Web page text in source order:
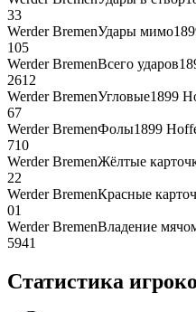
33
Werder BremenУдары мимо
105
Werder BremenВсего ударов
2612
Werder BremenУгловые1899
67
Werder BremenФолы1899
710
Werder BremenЖёлтые
22
Werder BremenКрасные
01
Werder BremenВладение
5941
Статистика